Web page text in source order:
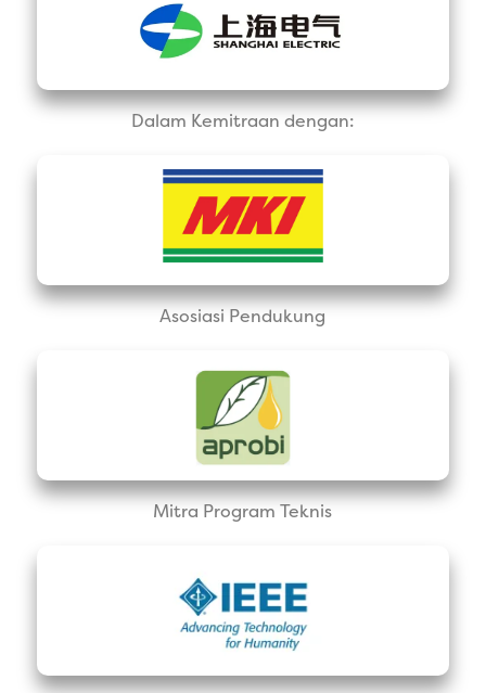
Dalam Kemitraan dengan:
Asosiasi Pendukung
Mitra Program Teknis